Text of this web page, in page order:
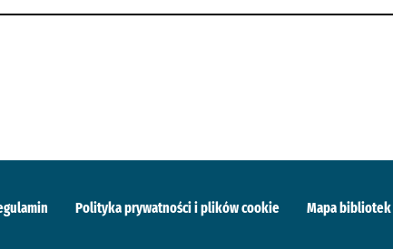
Polityka prywatności i plików cookie Mapa bibliotek